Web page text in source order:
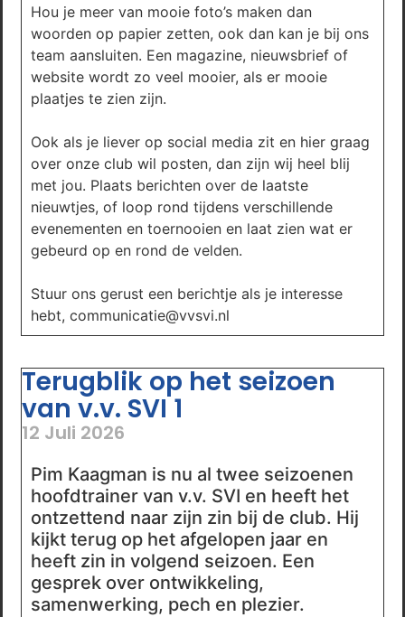
Hou je meer van mooie foto’s maken dan
woorden op papier zetten, ook dan kan je bij ons
team aansluiten. Een magazine, nieuwsbrief of
website wordt zo veel mooier, als er mooie
plaatjes te zien zijn.
Ook als je liever op social media zit en hier graag
over onze club wil posten, dan zijn wij heel blij
met jou. Plaats berichten over de laatste
nieuwtjes, of loop rond tijdens verschillende
evenementen en toernooien en laat zien wat er
gebeurd op en rond de velden.
Stuur ons gerust een berichtje als je interesse
hebt, communicatie@vvsvi.nl
Terugblik op het seizoen
van v.v. SVI 1
12 Juli 2026
Pim Kaagman is nu al twee seizoenen
hoofdtrainer van v.v. SVI en heeft het
ontzettend naar zijn zin bij de club. Hij
kijkt terug op het afgelopen jaar en
heeft zin in volgend seizoen. Een
gesprek over ontwikkeling,
samenwerking, pech en plezier.